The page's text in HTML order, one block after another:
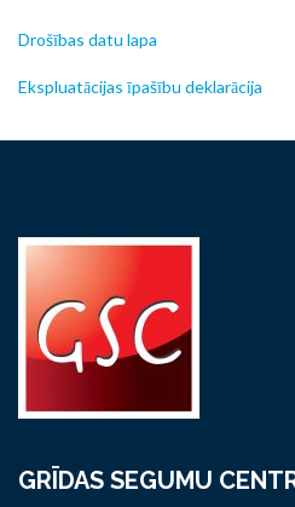
Drošības datu lapa
Ekspluatācijas īpašību deklarācija
GRĪDAS SEGUMU